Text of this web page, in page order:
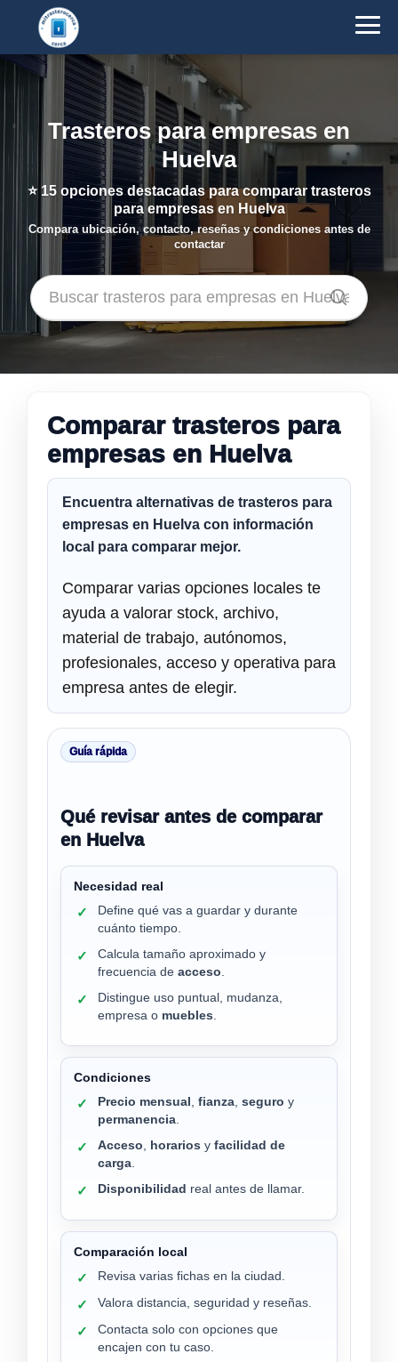
Trasteros para empresas en
Huelva
⭐ 15opciones destacadas para comparar trasteros
para empresas en Huelva
Compara ubicación, contacto, reseñas y condiciones antes de
contactar
Comparar trasteros para
empresas en Huelva
Encuentra alternativas de trasteros para
empresas en Huelva con información
local para comparar mejor.
Comparar varias opciones locales te
ayuda a valorar stock, archivo,
material de trabajo, autónomos,
profesionales, acceso y operativa para
empresa antes de elegir.
Guía rápida
Qué revisar antes de comparar
en Huelva
Necesidad real
✓
Define qué vas a guardar y durante
cuánto tiempo.
✓
Calcula tamaño aproximado y
frecuencia de acceso.
✓
Distingue uso puntual, mudanza,
empresa o muebles.
Condiciones
✓ Precio mensual , fianza, seguro y
permanencia.
✓ Acceso, horarios y facilidad de
carga.
✓ Disponibilidad real antes de llamar.
Comparación local
✓ Revisa varias fichas en la ciudad.
✓ Valora distancia, seguridad y reseñas.
✓
Contacta solo con opciones que
encajen con tu caso.